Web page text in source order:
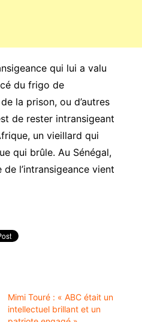
qui lui a valu
du frigo de
la prison, ou d’autres
de rester intransigeant
un vieillard qui
qui brûle. Au Sénégal,
l’intransigeance vient
Mimi Touré : « ABC était un
intellectuel brillant et un